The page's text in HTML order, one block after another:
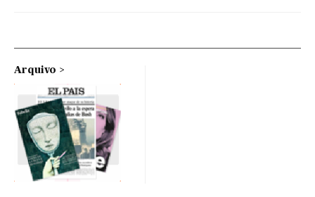
Arquivo